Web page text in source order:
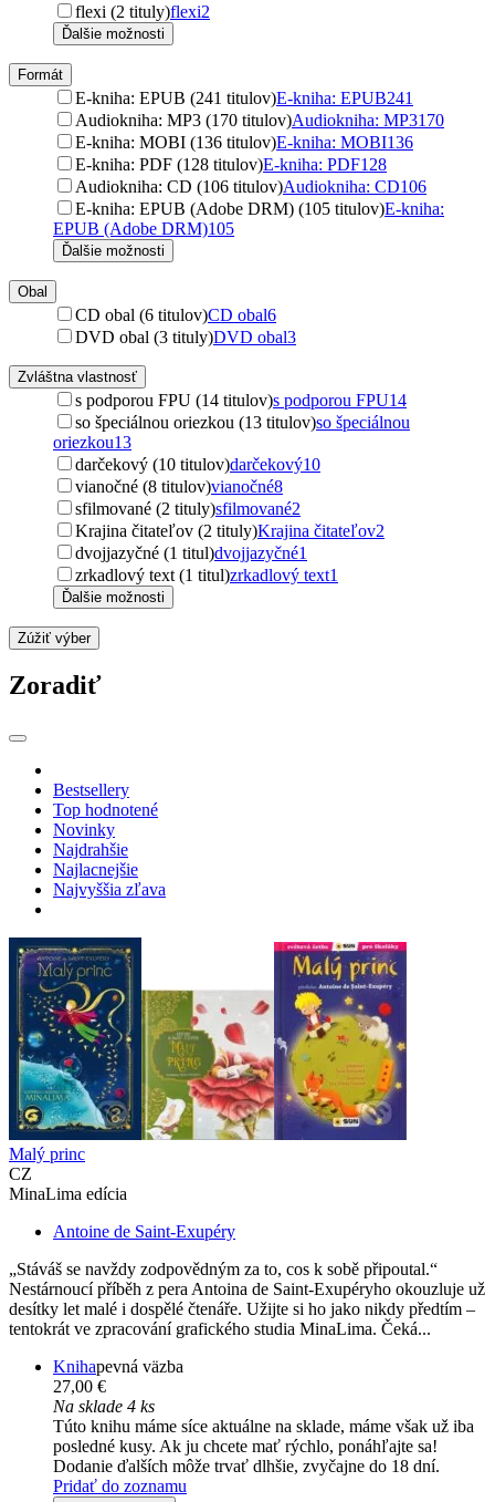
flexi (2 tituly)flexi2
Ďalšie možnosti
Formát
E-kniha: EPUB (241 titulov)E-kniha: EPUB241
Audiokniha: MP3 (170 titulov)Audiokniha: MP3170
E-kniha: MOBI (136 titulov)E-kniha: MOBI136
E-kniha: PDF (128 titulov)E-kniha: PDF128
Audiokniha: CD (106 titulov)Audiokniha: CD106
E-kniha: EPUB (Adobe DRM) (105 titulov)E-kniha:
EPUB (Adobe DRM)105
Ďalšie možnosti
Obal
CD obal (6 titulov)CD obal6
DVD obal (3 tituly)DVD obal3
Zvláštna vlastnosť
s podporou FPU (14 titulov)s podporou FPU14
so špeciálnou oriezkou (13 titulov)so špeciálnou
oriezkou13
darčekový (10 titulov)darčekový10
vianočné (8 titulov)vianočné8
sfilmované (2 tituly)sfilmované2
Krajina čitateľov (2 tituly)Krajina čitateľov2
dvojjazyčné (1 titul)dvojjazyčné1
zrkadlový text (1 titul)zrkadlový text1
Ďalšie možnosti
Zúžiť výber
Zoradiť
Bestsellery
Top hodnotené
Novinky
Najdrahšie
Najlacnejšie
Najvyššia zľava
Malý princ
CZ
MinaLima edícia
Antoine de Saint-Exupéry
„Stáváš se navždy zodpovědným za to, cos k sobě připoutal.“
Nestárnoucí příběh z pera Antoina de Saint-Exupéryho okouzluje už
desítky let malé i dospělé čtenáře. Užijte si ho jako nikdy předtím –
tentokrát ve zpracování grafického studia MinaLima. Čeká...
Knihapevná väzba
27,00 €
Na sklade 4 ks
Túto knihu máme síce aktuálne na sklade, máme však už iba
posledné kusy. Ak ju chcete mať rýchlo, ponáhľajte sa!
Dodanie ďalších môže trvať dlhšie, zvyčajne do 18 dní.
Pridať do zoznamu